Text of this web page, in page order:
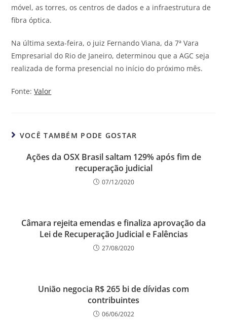
móvel, as torres, os centros de dados e a infraestrutura de
fibra óptica.
Na última sexta-feira, o juiz Fernando Viana, da 7ª Vara
Empresarial do Rio de Janeiro, determinou que a AGC seja
realizada de forma presencial no início do próximo mês.
Fonte:Valor
VOCÊ TAMBÉM PODE GOSTAR
Ações da OSX Brasil saltam 129% após fim de
recuperação judicial
07/12/2020
Câmara rejeita emendas e finaliza aprovação da
Lei de Recuperação Judicial e Falências
27/08/2020
União negocia R$ 265 bi de dívidas com
contribuintes
06/06/2022